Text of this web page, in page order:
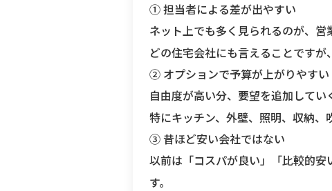
① 担当者による差が出やすい
ネット上でも多く見られるのが、営
どの住宅会社にも言えることですが
② オプションで予算が上がりやすい
自由度が高い分、要望を追加してい
特にキッチン、外壁、照明、収納、
③ 昔ほど安い会社ではない
以前は「コスパが良い」「比較的
す。